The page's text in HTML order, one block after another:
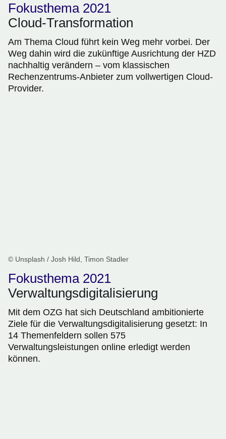
Fokusthema 2021
Cloud-Transformation
Am Thema Cloud führt kein Weg mehr vorbei. Der
Weg dahin wird die zukünftige Ausrichtung der HZD
nachhaltig verändern – vom klassischen
Rechenzentrums-Anbieter zum vollwertigen Cloud-
Provider.
© Unsplash / Josh Hild, Timon Stadler
Fokusthema 2021
Verwaltungsdigitalisierung
Mit dem OZG hat sich Deutschland ambitionierte
Ziele für die Verwaltungsdigitalisierung gesetzt: In
14 Themenfeldern sollen 575
Verwaltungsleistungen online erledigt werden
können.